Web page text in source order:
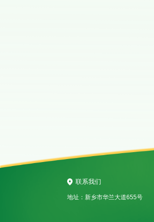
联系我们
地址：新乡市华兰大道655号